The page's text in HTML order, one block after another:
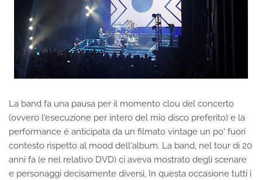
La band fa una pausa per il momento clou del concerto
(ovvero l'esecuzione per intero del mio disco preferito) e la
performance é anticipata da un filmato vintage un po' fuori
contesto rispetto al mood dell'album. La band, nel tour di 20
anni fa (e nel relativo DVD) ci aveva mostrato degli scenare
e personaggi decisamente diversi, In questa occasione tutti i